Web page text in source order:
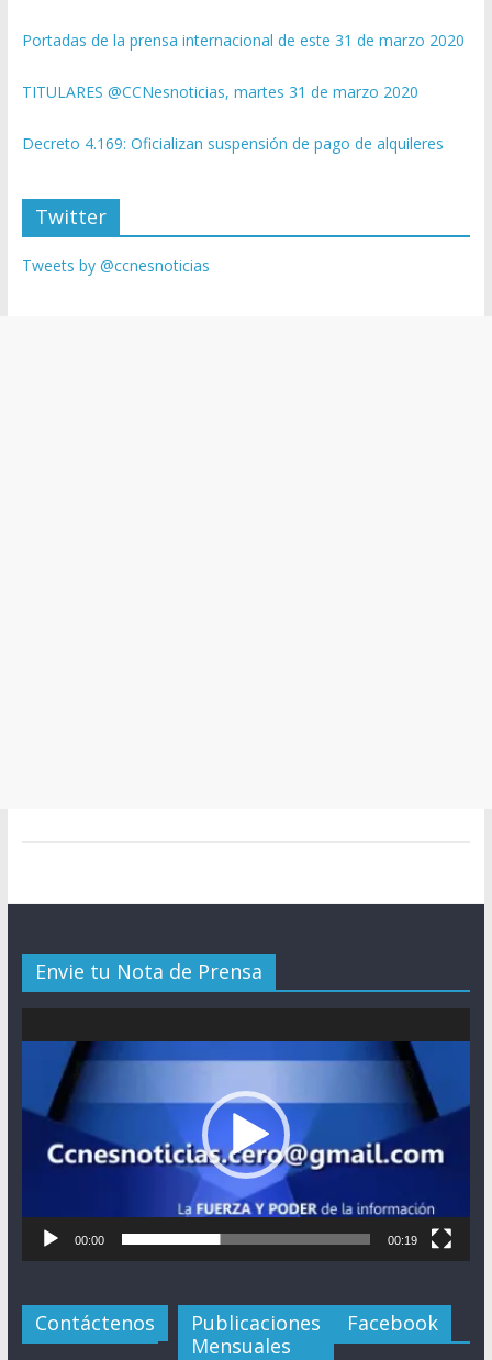
Portadas de la prensa internacional de este 31 de marzo 2020
TITULARES @CCNesnoticias, martes 31 de marzo 2020
Decreto 4.169: Oficializan suspensión de pago de alquileres
Twitter
Tweets by @ccnesnoticias
Envie tu Nota de Prensa
de
00:00 00:19
Contáctenos
Publicaciones
Mensuales
Facebook